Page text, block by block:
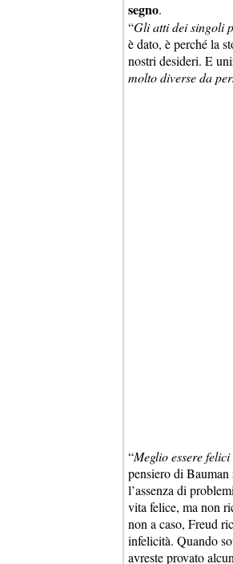
segno.
“Gli atti dei singoli
è dato, è perché la
nostri desideri. E
molto diverse da
“Meglio essere
pensiero di Bauman
l’assenza di
vita felice, ma non
non a caso, Freud
infelicità. Quando
avreste provato